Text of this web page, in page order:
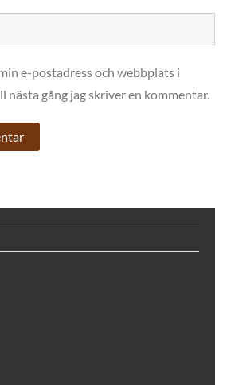
e-postadress och webbplats i
nästa gång jag skriver en kommentar.